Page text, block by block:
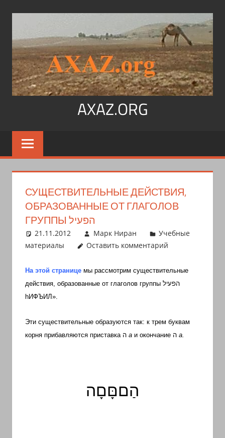
содержимому
AXAZ.ORG
Арабский
язык,
арамейский.
читать
арабском,
иврите
Поговорки
пословицы
транскрипцией
СУЩЕСТВИТЕЛЬНЫЕ ДЕЙСТВИЯ,
ОБРАЗОВАННЫЕ ОТ ГЛАГОЛОВ
ГРУППЫ הפעיל
21.11.2012 Марк Ниран
Учебные
материалы
Оставить комментарий
На этой страницемы рассмотрим существительные
действия, образованные от глаголов группы הפעיל
hИФЪИЛ».
Эти существительные образуются так: к трем буквам
корня прибавляются приставка ה аи окончание ה а.
הַםםָּםָה